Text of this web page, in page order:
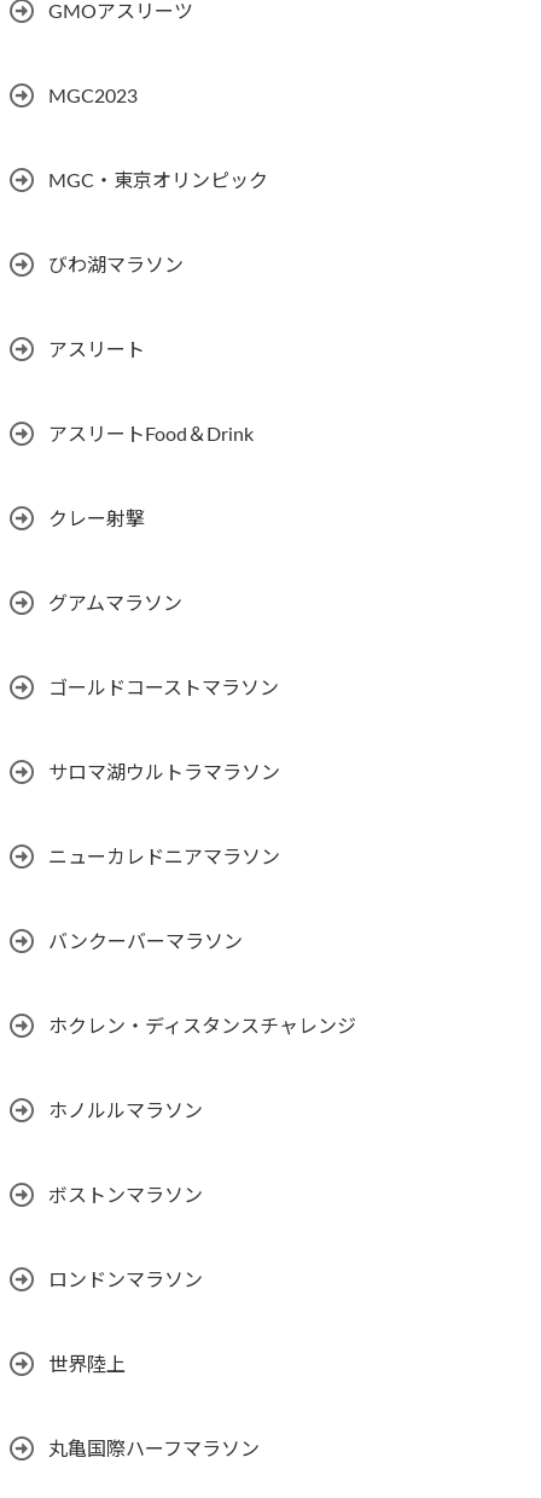
GMOアスリーツ
MGC2023
MGC・東京オリンピック
びわ湖マラソン
アスリート
アスリートFood＆Drink
クレー射撃
グアムマラソン
ゴールドコーストマラソン
サロマ湖ウルトラマラソン
ニューカレドニアマラソン
バンクーバーマラソン
ホクレン・ディスタンスチャレンジ
ホノルルマラソン
ボストンマラソン
ロンドンマラソン
世界陸上
丸亀国際ハーフマラソン